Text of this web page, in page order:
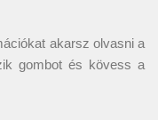
akarsz olvasni a
gombot és kövess a